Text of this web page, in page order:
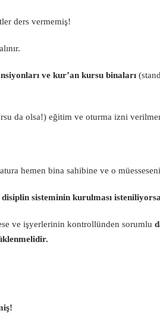
ders vermemiş!
ve kur’an kursu binaları
da olsa!) eğitim ve oturma izni
hemen bina sahibine ve o
sisteminin kurulması
ve işyerlerinin kontrollünden sorumlu